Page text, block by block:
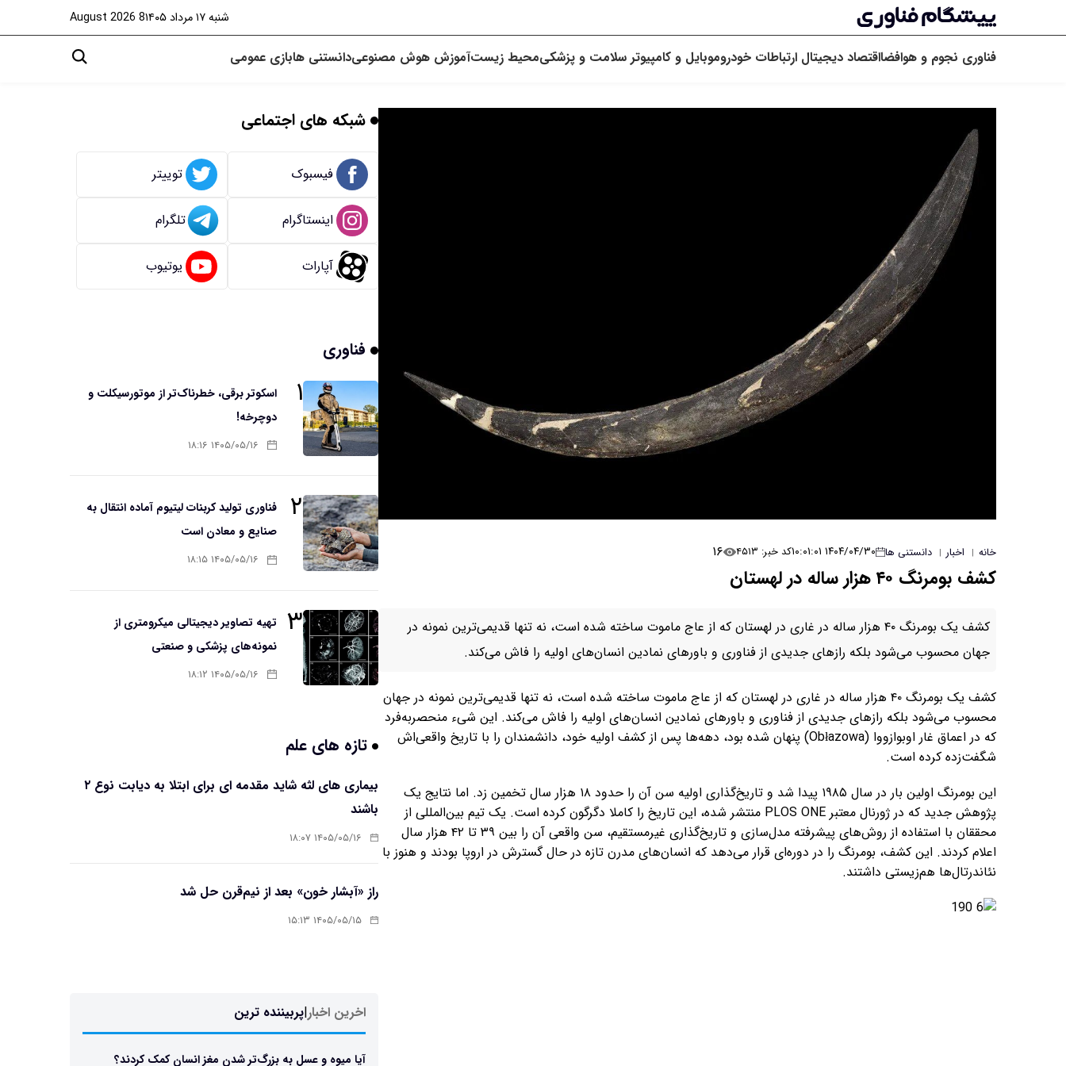
شنبه ۱۷ مرداد ۱۴۰۵ 8 August 2026
فناوری نجوم و هوافضااقتصاد دیجیتال ارتباطات خودروموبایل و کامپیوتر سلامت و پزشکیمحیط زیستآموزش هوش مصنوعیدانستنی هابازی عمومی
خانه | اخبار | دانستنی ها ۱۴۰۴/۰۴/۳۰ ۱۰:۰۱:۰۱ کد خبر: ۴۵۱۳ ۱۶
کشف بومرنگ ۴۰ هزار ساله در لهستان
کشف یک بومرنگ ۴۰ هزار ساله در غاری در لهستان که از عاج ماموت ساخته شده است، نه تنها قدیمی‌ترین نمونه در
جهان محسوب می‌شود بلکه رازهای جدیدی از فناوری و باورهای نمادین انسان‌های اولیه را فاش می‌کند.
کشف یک بومرنگ ۴۰ هزار ساله در غاری در لهستان که از عاج ماموت ساخته شده است، نه تنها قدیمی‌ترین نمونه در جهان
محسوب می‌شود بلکه رازهای جدیدی از فناوری و باورهای نمادین انسان‌های اولیه را فاش می‌کند. این شیء منحصربه‌فرد
که در اعماق غار اوبوازووا (Obłazowa) پنهان شده بود، دهه‌ها پس از کشف اولیه خود، دانشمندان را با تاریخ واقعی‌اش
شگفت‌زده کرده است.
این بومرنگ اولین بار در سال ۱۹۸۵ پیدا شد و تاریخ‌گذاری اولیه سن آن را حدود ۱۸ هزار سال تخمین زد. اما نتایج یک
پژوهش جدید که در ژورنال معتبر PLOS ONE منتشر شده، این تاریخ را کاملا دگرگون کرده است. یک تیم بین‌المللی از
محققان با استفاده از روش‌های پیشرفته مدل‌سازی و تاریخ‌گذاری غیرمستقیم، سن واقعی آن را بین ۳۹ تا ۴۲ هزار سال
اعلام کردند. این کشف، بومرنگ را در دوره‌ای قرار می‌دهد که انسان‌های مدرن تازه در حال گسترش در اروپا بودند و هنوز با
نئاندرتال‌ها هم‌زیستی داشتند.
شبکه های اجتماعی
فیسبوک توییتر
اینستاگرام تلگرام
آپارات یوتیوب
فناوری
۱
اسکوتر برقی، خطرناک‌تر از موتورسیکلت و
دوچرخه!
۱۴۰۵/۰۵/۱۶ ۱۸:۱۶
۲
فناوری تولید کربنات لیتیوم آماده انتقال به
صنایع و معادن است
۱۴۰۵/۰۵/۱۶ ۱۸:۱۵
۳
تهیه تصاویر دیجیتالی میکرومتری از
نمونه‌های پزشکی و صنعتی
۱۴۰۵/۰۵/۱۶ ۱۸:۱۲
تازه های علم
بیماری های لثه شاید مقدمه ای برای ابتلا به دیابت نوع ۲
باشند
۱۴۰۵/۰۵/۱۶ ۱۸:۰۷
راز «آبشار خون» بعد از نیم‌قرن حل شد
۱۴۰۵/۰۵/۱۵ ۱۵:۱۳
اخرین اخبار|پربیننده ترین
آیا میوه و عسل به بزرگ‌تر شدن مغز انسان کمک کردند؟